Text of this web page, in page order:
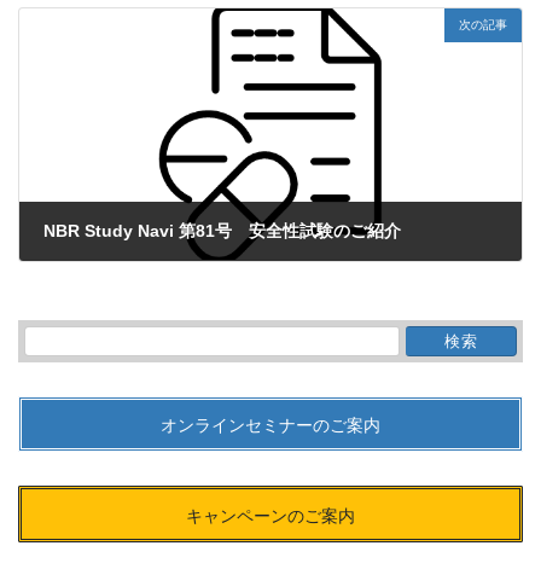
次の記事
NBR Study Navi 第81号 安全性試験のご紹介
検
索:
オンラインセミナーのご案内
キャンペーンのご案内